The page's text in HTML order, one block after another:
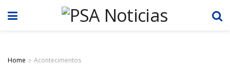
Home Acontecimentos